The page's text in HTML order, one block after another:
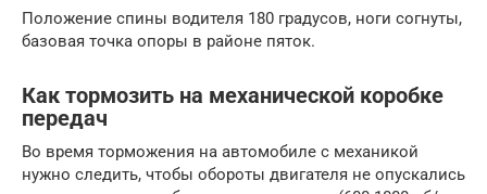
Положение спины водителя 180 градусов, ноги согнуты,
базовая точка опоры в районе пяток.
Как тормозить на механической коробке
передач
Во время торможения на автомобиле с механикой
нужно следить, чтобы обороты двигателя не опускались